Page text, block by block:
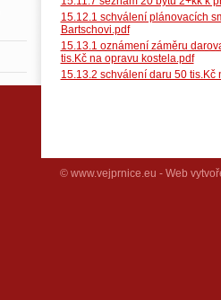
15.12.1 schválení plánovacích
Bartschovi.pdf
15.13.1 oznámení záměru
tis.Kč na opravu kostela.pdf
15.13.2 schválení daru 50
© www.vejprnice.eu - Web